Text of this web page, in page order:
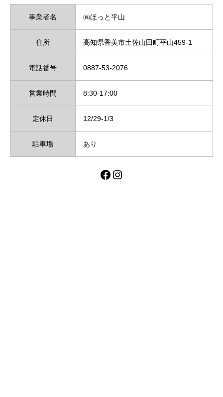
事業者名 ㈱ほっと平山
住所 高知県香美市土佐山田町平山459-1
電話番号 0887-53-2076
営業時間 8:30-17:00
定休日 12/29-1/3
駐車場 あり
Facebook
Instagram